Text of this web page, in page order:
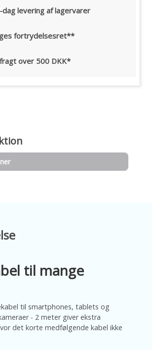
dag levering af lagervarer
fortrydelsesret**
over 500 DKK*
til mange
til smartphones, tablets og
- 2 meter giver ekstra
det korte medfølgende kabel ikke